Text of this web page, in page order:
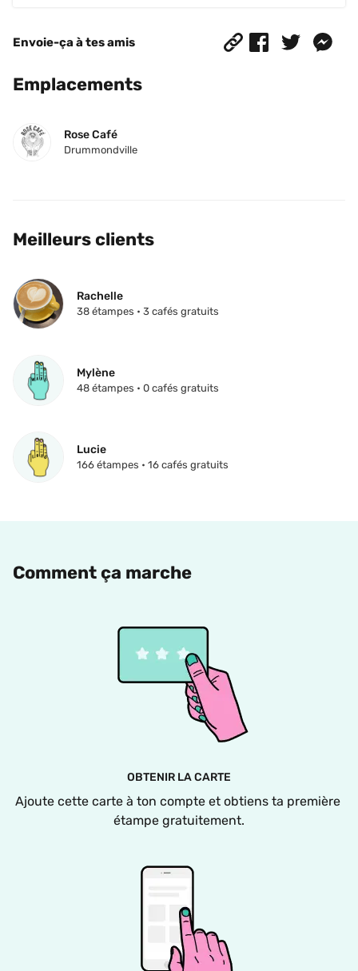
Envoie-ça à tes amis
Emplacements
Rose Café
Drummondville
Meilleurs clients
Rachelle
38 étampes • 3 cafés gratuits
Mylène
48 étampes • 0 cafés gratuits
Lucie
166 étampes • 16 cafés gratuits
Comment ça marche
OBTENIR LA CARTE
Ajoute cette carte à ton compte et obtiens ta première
étampe gratuitement.